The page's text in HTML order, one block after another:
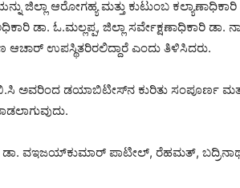
ಜಿಲ್ಲಾ ಆರೋಗಹ್ಯ ಮತ್ತು ಕುಟುಂಬ ಕಲ್ಯಾಣಾಧಿಕಾರಿ
ಡಾ. ಓ.ಮಲ್ಲಪ್ಪ, ಜಿಲ್ಲಾ ಸರ್ವೇಕ್ಷಣಾಧಿಕಾರಿ ಡಾ.
ಆಚಾರ್ ಉಪಸ್ಥಿತರಿರಲಿದ್ದಾರೆ ಎಂದು ತಿಳಿಸಿದರು.
ಅವರಿಂದ ಡಯಾಬಿಟೀಸ್‍ನ ಕುರಿತು ಸಂಪೂರ್ಣ
ಡಾ. ವಇಜಯ್‍ಕುಮಾರ್ ಪಾಟೀಲ್, ರೆಹಮತ್,